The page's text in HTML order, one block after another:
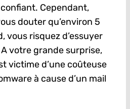
Cependant,
douter qu’environ 5
vous risquez d’essuyer
votre grande surprise,
victime d’une coûteuse
à cause d’un mail